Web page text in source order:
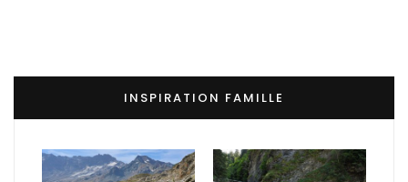
INSPIRATION FAMILLE